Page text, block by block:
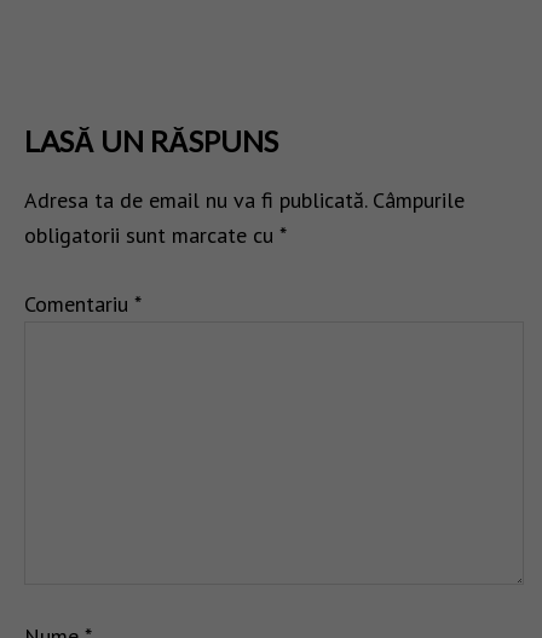
LASĂ UN RĂSPUNS
Adresa ta de email nu va fi publicată. Câmpurile
obligatorii sunt marcate cu *
Comentariu *